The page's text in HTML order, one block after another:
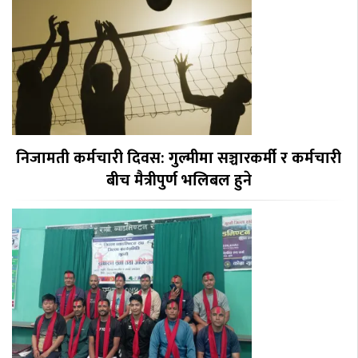
निजामती कर्मचारी दिवस: गुल्मीमा सञ्चारकर्मी र कर्मचारी
बीच मैत्रीपुर्ण भलिबल हुने